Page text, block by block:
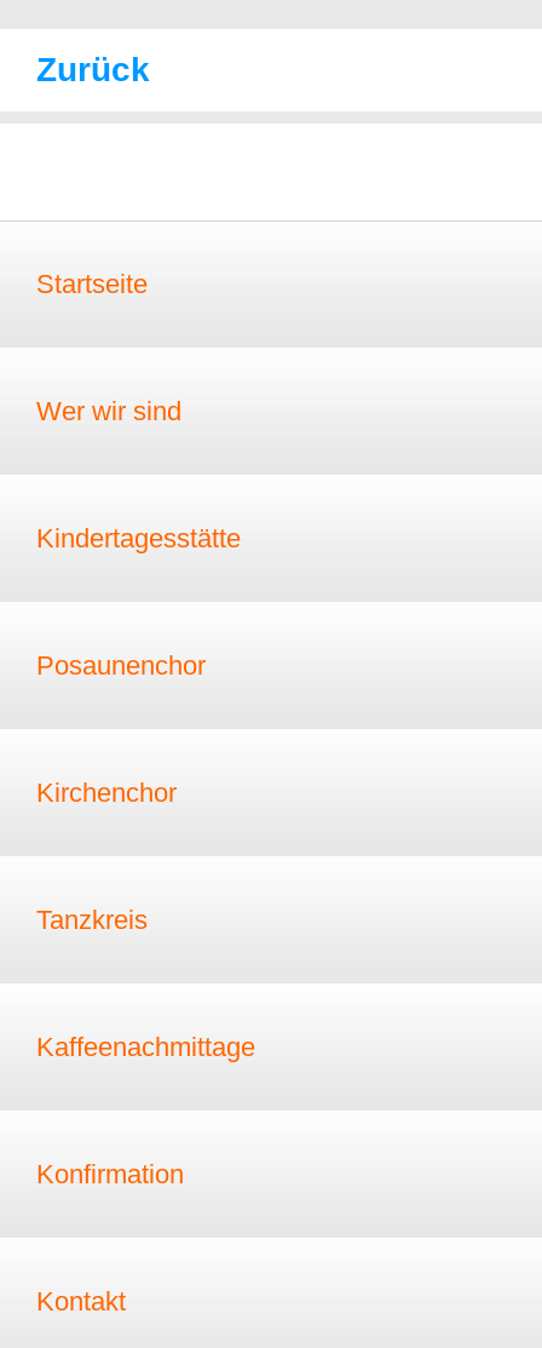
Zurück
Startseite
Wer wir sind
Kindertagesstätte
Posaunenchor
Kirchenchor
Tanzkreis
Kaffeenachmittage
Konfirmation
Kontakt